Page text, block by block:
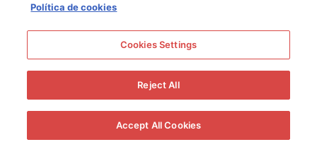
C/Manuel Mª González, 12 11402 Jerez
Enlaces
Bodegas
El vino solo se disfruta con moderación
© 2026 González Byass. Todos los derechos reservados
Política de cookies
Cookies Settings
Reject All
Accept All Cookies